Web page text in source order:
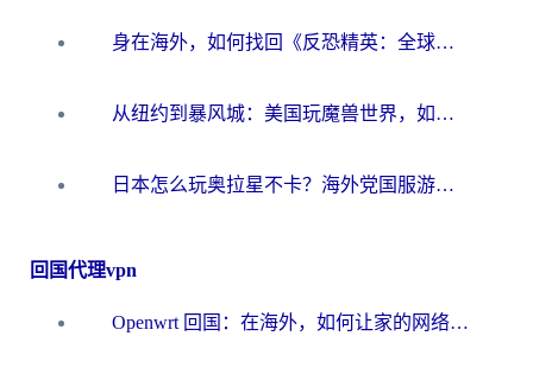
身在海外，如何找回《反恐精英：全球攻势》国服的丝滑手感？一份给你的终极指南
从纽约到暴风城：美国玩魔兽世界，如何找到你的最佳网络航线
日本怎么玩奥拉星不卡？海外党国服游戏加速器选择全攻略
回国代理vpn
Openwrt 回国：在海外，如何让家的网络触手可及